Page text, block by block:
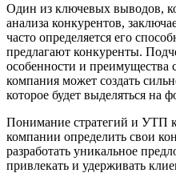
Один из ключевых выводов,
анализа конкурентов,
часто определяется его
предлагают конкуренты.
особенности и преимущества
компания может создать
которое будет выделяться на
Понимание стратегий и УТП
компании определить свои
разработать уникальное
привлекать и удерживать